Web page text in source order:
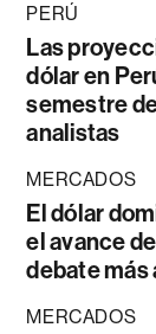
PERÚ
Las
dólar en
semestre
analistas
MERCADOS
El dólar
el avance
debate más
MERCADOS